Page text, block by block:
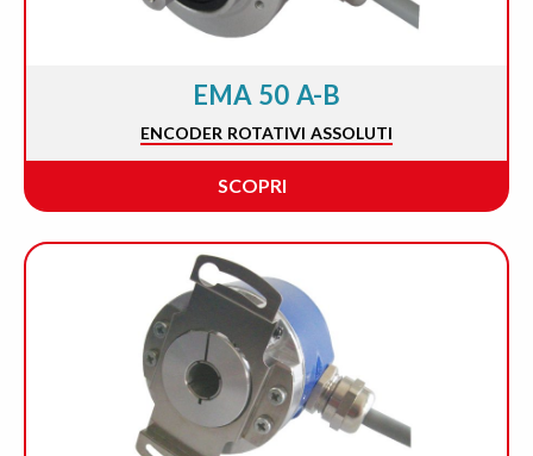
EMA 50 A-B
ENCODER ROTATIVI ASSOLUTI
SCOPRI